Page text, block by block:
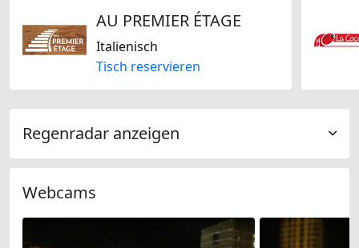
AU PREMIER ÉTAGE
Italienisch
Tisch reservieren
Regenradar anzeigen
Webcams